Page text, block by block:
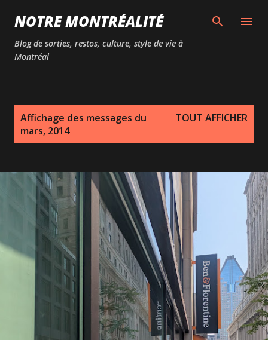
Passer au contenu principal
NOTRE MONTRÉALITÉ
Blog de sorties, restos, culture, style de vie à
Montréal
Affichage des messages du
mars, 2014
TOUT AFFICHER